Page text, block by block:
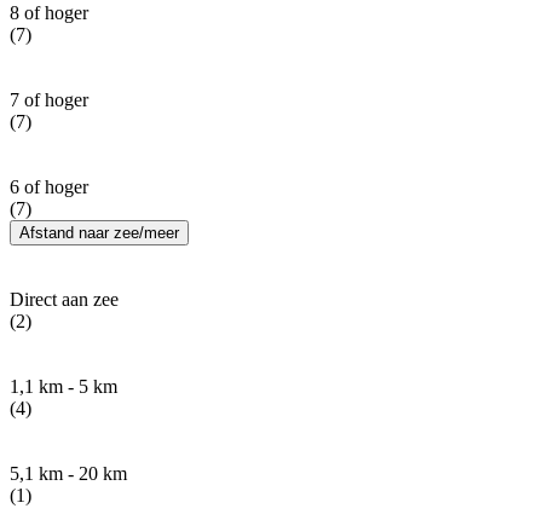
8 of hoger
(7)
7 of hoger
(7)
6 of hoger
(7)
Afstand naar zee/meer
Direct aan zee
(2)
1,1 km - 5 km
(4)
5,1 km - 20 km
(1)